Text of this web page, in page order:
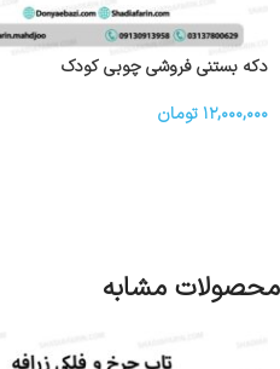
دکه بستنی فروشی چوبی کودک
۱۲,۰۰۰,۰۰۰ تومان
محصولات مشابه